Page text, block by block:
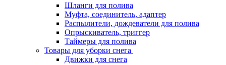
Шланги для полива
Муфта, соединитель, адаптер
Распылители, дождеватели для полива
Опрыскиватель, триггер
Таймеры для полива
Товары для уборки снега
Движки для снега